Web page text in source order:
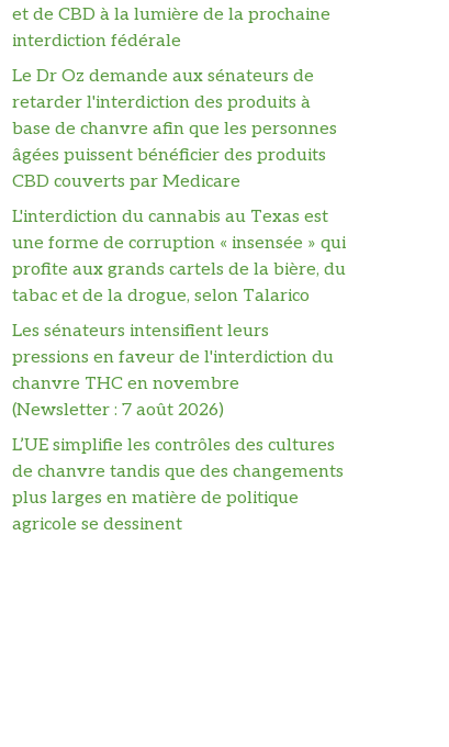
et de CBD à la lumière de la prochaine
interdiction fédérale
Le Dr Oz demande aux sénateurs de
retarder l'interdiction des produits à
base de chanvre afin que les personnes
âgées puissent bénéficier des produits
CBD couverts par Medicare
L'interdiction du cannabis au Texas est
une forme de corruption « insensée » qui
profite aux grands cartels de la bière, du
tabac et de la drogue, selon Talarico
Les sénateurs intensifient leurs
pressions en faveur de l'interdiction du
chanvre THC en novembre
(Newsletter : 7 août 2026)
L’UE simplifie les contrôles des cultures
de chanvre tandis que des changements
plus larges en matière de politique
agricole se dessinent